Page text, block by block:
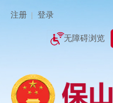
注册 登录
无障碍浏览